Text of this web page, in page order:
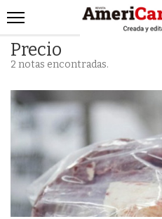
INICIO
NOTICIAS
ARTICULOS
PRODUCCIÓN
PROCESO
PRODUCTO
NUEVOS PRODUCTOS
Precio
2 notas encontradas.